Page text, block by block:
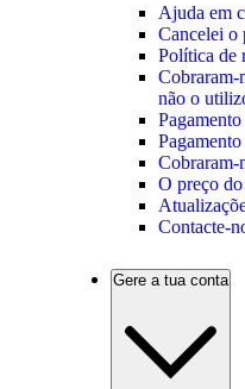
Ajuda em
Cancelei o
Política de
Cobraram-
não o
Cobraram-
O preço
Contacte-
Gere a tua conta